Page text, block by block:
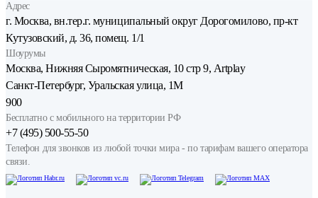
Адрес
г. Москва, вн.тер.г. муниципальный округ Дорогомилово, пр-кт
Кутузовский, д. 36, помещ. 1/1
Шоурумы
Москва, Нижняя Сыро­мятническая, 10 стр 9, Artplay
Санкт-Петербург, Уральская улица, 1М
Бесплатно с мобильного на территории РФ
900
Телефон для звонков из любой точки мира - по тарифам вашего оператора
связи.
+7 (495) 500-55-50